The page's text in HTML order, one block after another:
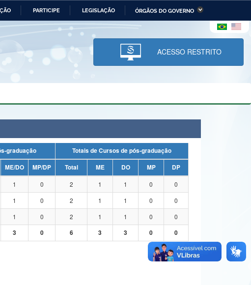
PARTICIPE LEGISLAÇÃO ÓRGÃOS DO GOVERNO
Ministério da Economia Ministério da Infraestrutura
Ministério da Ciência,
Tecnologia, Inovações e
Comunicações
e dos Direitos Humanos
Planalto
ACESSO RESTRITO
Programas de pós-graduação
Totais de Cursos de pós-graduação
ME/DO MP/DP Total ME DO MP
DP
1 0 2 1 1 0
0
1 0 2 1 1 0
0
1 0 2 1 1 0
0
3 0 6 3 3 0 0